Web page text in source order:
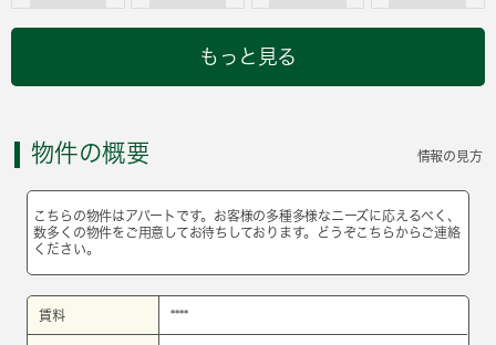
もっと見る
物件の概要 情報の見方
こちらの物件はアパートです。お客様の多種多様なニーズに応えるべく、
数多くの物件をご用意してお待ちしております。どうぞこちらからご連絡
ください。
賃料 ****